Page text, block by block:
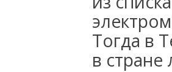
Тогда в
в